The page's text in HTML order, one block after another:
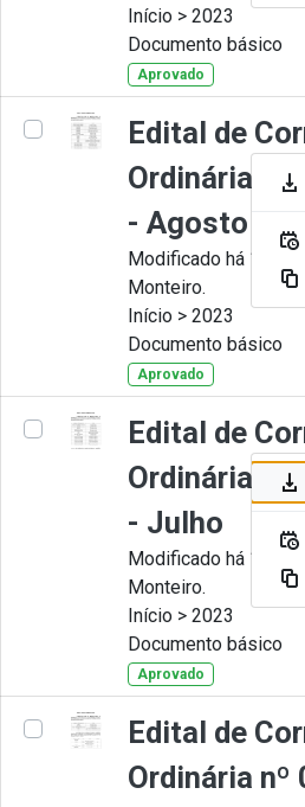
Início > 2023
Documento básico
Aprovado
Edital de
Ordinária
- Agosto
Modificado há 11
Monteiro.
Início > 2023
Documento básico
Aprovado
Edital de
Ordinária
- Julho
Modificado há 11
Monteiro.
Início > 2023
Documento básico
Aprovado
Edital de
Ordinária